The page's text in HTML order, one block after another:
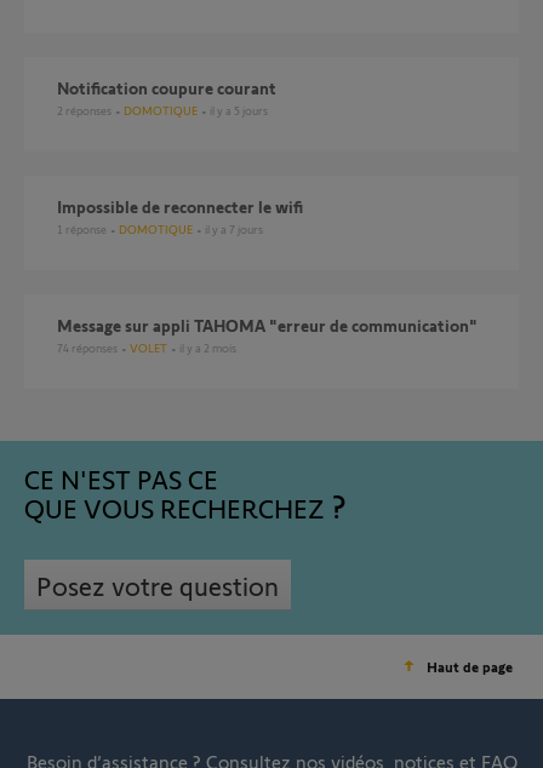
Notification coupure courant
2 réponses DOMOTIQUE il y a 5 jours
Impossible de reconnecter le wifi
1 réponse DOMOTIQUE il y a 7 jours
Message sur appli TAHOMA "erreur de communication"
74 réponses VOLET il y a 2 mois
CE N'EST PAS CE
QUE VOUS RECHERCHEZ
Posez votre question
Haut de page
Besoin d’assistance ? Consultez nos vidéos, notices et FAQ